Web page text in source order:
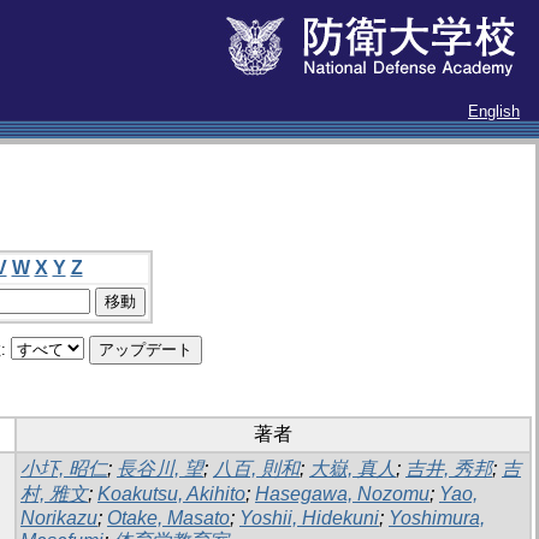
English
W X Y Z
著者
小圷, 昭仁; 長谷川, 望; 八百, 則和; 大嶽, 真人 ; 吉井, 秀邦; 吉
村, 雅文; Koakutsu, Akihito; Hasegawa, Nozomu; Yao,
Norikazu; Otake, Masato; Yoshii, Hidekuni; Yoshimura,